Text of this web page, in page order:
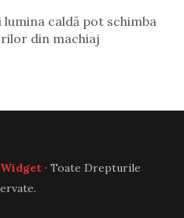
lumina caldă pot schimba
din machiaj
· Toate Drepturile